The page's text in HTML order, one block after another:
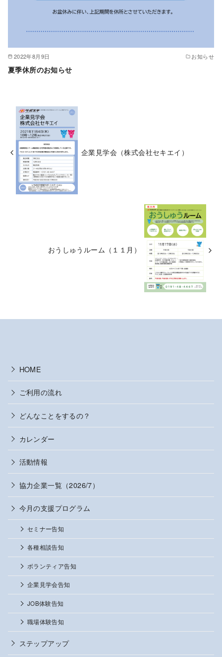
2022年8月9日 お知らせ
夏季休所のお知らせ
企業見学会（株式会社セキエイ）
おうしゅうルーム（１１月）
HOME
ご利用の流れ
どんなことをするの？
カレンダー
活動情報
協力企業一覧（2026/7）
今月の支援プログラム
セミナー告知
各種相談告知
ボランティア告知
企業見学会告知
JOB体験告知
職場体験告知
ステップアップ